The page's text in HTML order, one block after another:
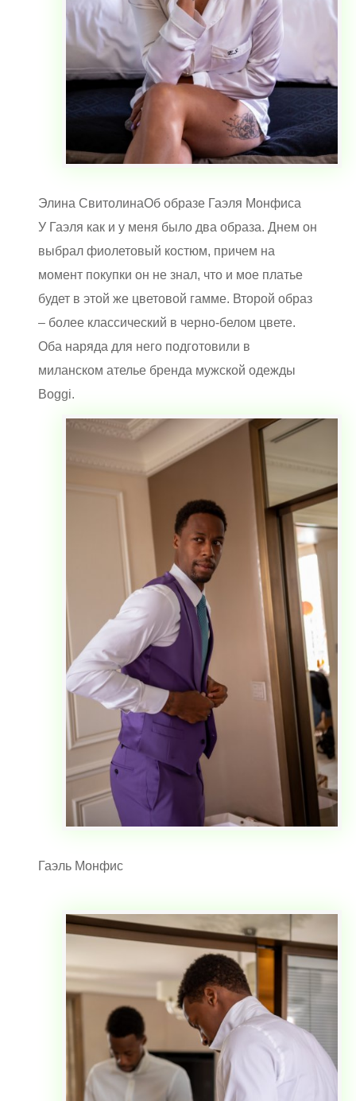
Элина СвитолинаОб образе Гаэля Монфиса
У Гаэля как и у меня было два образа. Днем он
выбрал фиолетовый костюм, причем на
момент покупки он не знал, что и мое платье
будет в этой же цветовой гамме. Второй образ
– более классический в черно-белом цвете.
Оба наряда для него подготовили в
миланском ателье бренда мужской одежды
Boggi.
Гаэль Монфис